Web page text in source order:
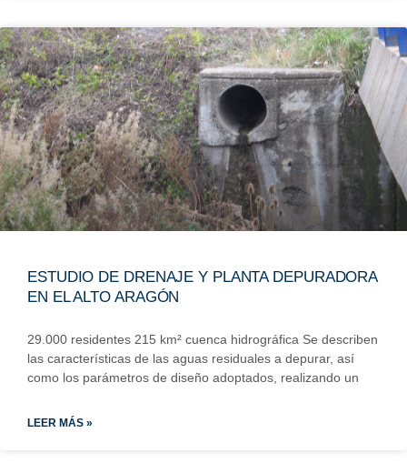
ESTUDIO DE DRENAJE Y PLANTA DEPURADORA
EN EL ALTO ARAGÓN
29.000 residentes 215 km² cuenca hidrográfica Se describen
las características de las aguas residuales a depurar, así
como los parámetros de diseño adoptados, realizando un
LEER MÁS »